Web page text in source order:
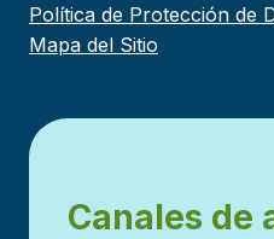
Política de Protección de
Mapa del Sitio
Canales de